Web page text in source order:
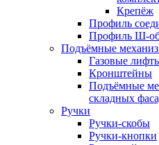
Крепёж
Профиль
Профиль Ш-
Подъёмные
Газовые
Кронштейны
Подъёмные
складных
Ручки
Ручки-скобы
Ручки-кнопки